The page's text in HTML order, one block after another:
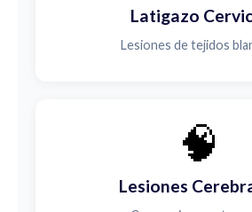
Latigazo
Lesiones de tejidos
🧠
Lesiones